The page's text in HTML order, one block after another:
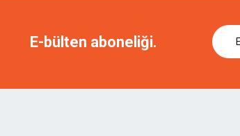
E-bülten aboneliği.